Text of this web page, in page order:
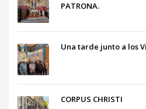
PATRONA.
Una tarde junto a los
CORPUS CHRISTI